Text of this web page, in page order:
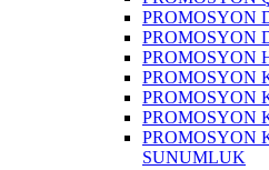
PROMOSYON
PROMOSYON
PROMOSYON
PROMOSYON
PROMOSYON
PROMOSYON
PROMOSYON
SUNUMLUK